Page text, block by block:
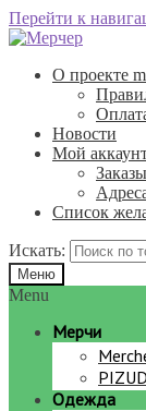
Перейти к
О проекте
Новости
Мой
Заказы
Список
Искать:
Меню
Menu
Мерчи
Одежда